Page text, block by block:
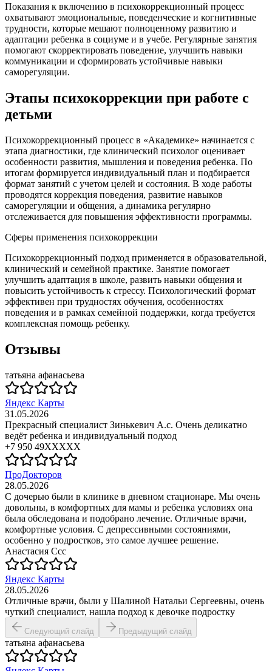
Показания к включению в психокоррекционный процесс
охватывают эмоциональные, поведенческие и когнитивные
трудности, которые мешают полноценному развитию и
адаптации ребенка в социуме и в учебе. Регулярные занятия
помогают скорректировать поведение, улучшить навыки
коммуникации и сформировать устойчивые навыки
саморегуляции.
Этапы психокоррекции при работе с
детьми
Психокоррекционный процесс в «Академике» начинается с
этапа диагностики, где клинический психолог оценивает
особенности развития, мышления и поведения ребенка. По
итогам формируется индивидуальный план и подбирается
формат занятий с учетом целей и состояния. В ходе работы
проводятся коррекция поведения, развитие навыков
саморегуляции и общения, а динамика регулярно
отслеживается для повышения эффективности программы.
Сферы применения психокоррекции
Психокоррекционный подход применяется в образовательной,
клинический и семейной практике. Занятие помогает
улучшить адаптация в школе, развить навыки общения и
повысить устойчивость к стрессу. Психологический формат
эффективен при трудностях обучения, особенностях
поведения и в рамках семейной поддержки, когда требуется
комплексная помощь ребенку.
Отзывы
татьяна афанасьева
Яндекс Карты
31.05.2026
Прекрасный специалист Зинькевич А.с. Очень деликатно
ведёт ребенка и индивидуальный подход
+7 950 49XXXXX
ПроДокторов
28.05.2026
С дочерью были в клинике в дневном стационаре. Мы очень
довольны, в комфортных для мамы и ребенка условиях она
была обследована и подобрано лечение. Отличные врачи,
комфортные условия. С депрессивными состояниями,
особенно у подростков, это самое лучшее решение.
Анастасия Ссс
Яндекс Карты
28.05.2026
Отличные врачи, были у Шалиной Натальи Сергеевны, очень
чуткий специалист, нашла подход к девочке подростку
Следующий слайд Предыдущий слайд
татьяна афанасьева